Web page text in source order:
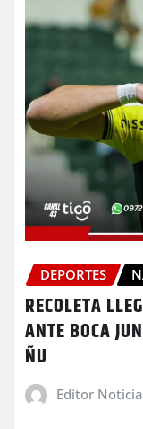
DEPORTES
RECOLETA
ANTE BOCA
ÑU
Editor